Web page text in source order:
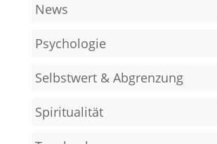
News
Psychologie
Selbstwert & Abgrenzung
Spiritualität